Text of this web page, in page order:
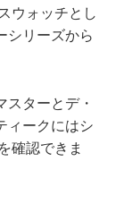
ウォッチとし
シリーズから
ターとデ・
ィークにはシ
確認できま